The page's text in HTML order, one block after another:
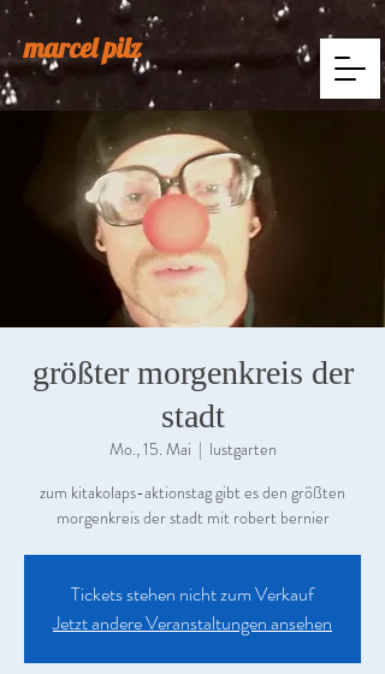
marcel pilz
größter morgenkreis der
stadt
Mo., 15. Mai
  |
lustgarten
zum kitakolaps-aktionstag gibt es den größten
morgenkreis der stadt mit robert bernier
Tickets stehen nicht zum Verkauf
Jetzt andere Veranstaltungen ansehen